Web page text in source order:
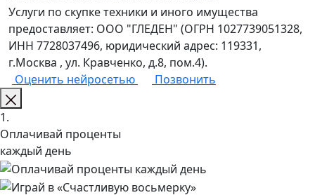
Услуги по скупке техники и иного имущества
предоставляет: ООО "ГЛЕДЕН" (ОГРН 1027739051328,
ИНН 7728037496, юридический адрес: 119331,
г.Москва , ул. Кравченко, д.8, пом.4).
Оценить нейросетью
Позвонить
1.
Оплачивай проценты
каждый день